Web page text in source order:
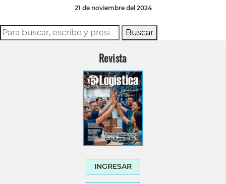
21 de noviembre del 2024
Buscar
Revista
INGRESAR